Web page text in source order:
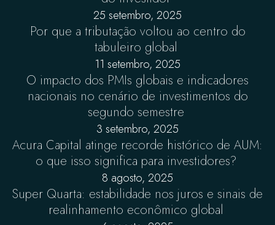
25 setembro, 2025
Por que a tributação voltou ao centro do
tabuleiro global
11 setembro, 2025
O impacto dos PMIs globais e indicadores
nacionais no cenário de investimentos do
segundo semestre
3 setembro, 2025
Acura Capital atinge recorde histórico de AUM:
o que isso significa para investidores?
8 agosto, 2025
Super Quarta: estabilidade nos juros e sinais de
realinhamento econômico global